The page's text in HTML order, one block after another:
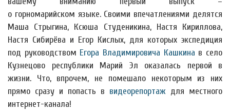
о горномарийском языке. Своими впечатлениями делятся
Маша Стрыгина, Ксюша Студеникина, Настя Кириллова,
Настя Сибирёва и Егор Кислых, для которых экспедиция
под руководством Егора Владимировича Кашкина в село
Кузнецово республики Марий Эл оказалась первой в
жизни. Что, впрочем, не помешало некоторым из них
прямо сразу и попасть в видеорепортаж для местного
интернет-канала!